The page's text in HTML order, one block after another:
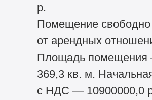
р.
Помещение свободно
от арендных
Площадь
369,3 кв. м.
с НДС — 10900000,0